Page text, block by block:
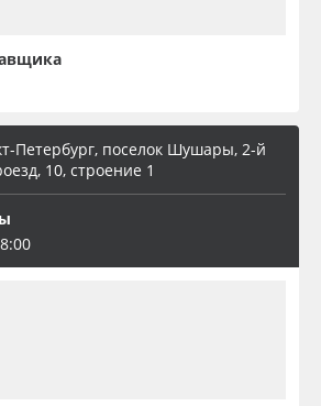
Петербург, поселок Шушары, 2-й
10, строение 1